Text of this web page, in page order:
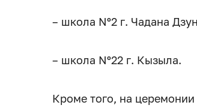
– школа Nº2 г. Чадана
– школа Nº22 г. Кызыла.
Кроме того, на